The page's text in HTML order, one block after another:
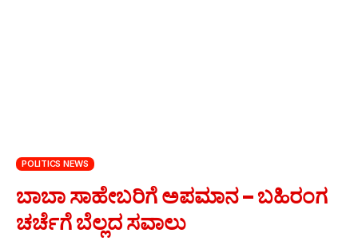
POLITICS NEWS
ಬಾಬಾ ಸಾಹೇಬರಿಗೆ ಅಪಮಾನ – ಬಹಿರಂಗ
ಚರ್ಚೆಗೆ ಬೆಲ್ಲದ ಸವಾಲು